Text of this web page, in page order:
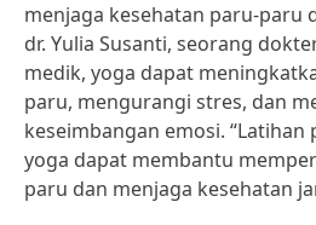
menjaga kesehatan paru-paru
dr. Yulia Susanti, seorang
medik, yoga dapat
paru, mengurangi stres, dan
keseimbangan emosi. “Latihan
yoga dapat membantu
paru dan menjaga kesehatan